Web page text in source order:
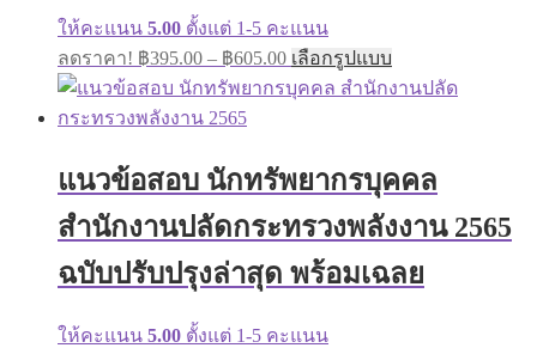
ให้คะแนน 5.00 ตั้งแต่ 1-5 คะแนน
ลดราคา! ฿395.00 – ฿605.00Price
range:
฿395.00
เลือกรูปแบบ
product
has
options
be
chosen
on
the
แนวข้อสอบ นักทรัพยากรบุคคล
สำนักงานปลัดกระทรวงพลังงาน 2565
ฉบับปรับปรุงล่าสุด พร้อมเฉลย
ให้คะแนน 5.00 ตั้งแต่ 1-5 คะแนน